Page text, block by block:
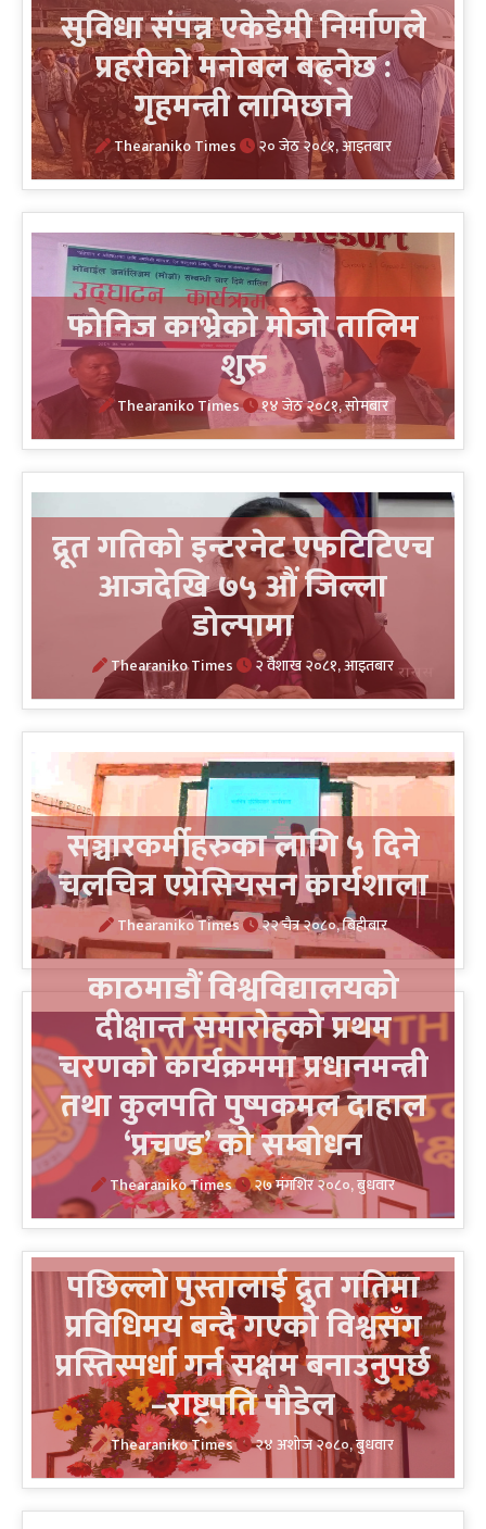
सुविधा संपन्न एकेडेमी निर्माणले
प्रहरीको मनोबल बढ्नेछ :
गृहमन्त्री लामिछाने
Thearaniko Times २० जेठ २०८१, आइतबार
फोनिज काभ्रेको मोजो तालिम
शुरु
Thearaniko Times १४ जेठ २०८१, सोमबार
द्रूत गतिको इन्टरनेट एफटिटिएच
आजदेखि ७५ औं जिल्ला
डोल्पामा
Thearaniko Times २ वैशाख २०८१, आइतबार
सञ्चारकर्मीहरुका लागि ५ दिने
चलचित्र एप्रेसियसन कार्यशाला
Thearaniko Times २२ चैत्र २०८०, बिहीबार
काठमाडौं विश्वविद्यालयको
दीक्षान्त समारोहको प्रथम
चरणको कार्यक्रममा प्रधानमन्त्री
तथा कुलपति पुष्पकमल दाहाल
‘प्रचण्ड’ को सम्बोधन
Thearaniko Times २७ मंगशिर २०८०, बुधवार
पछिल्लो पुस्तालाई द्रुत गतिमा
प्रविधिमय बन्दै गएको विश्वसँग
प्रस्तिस्पर्धा गर्न सक्षम बनाउनुपर्छ
–राष्ट्रपति पौडेल
Thearaniko Times २४ अशोज २०८०, बुधवार